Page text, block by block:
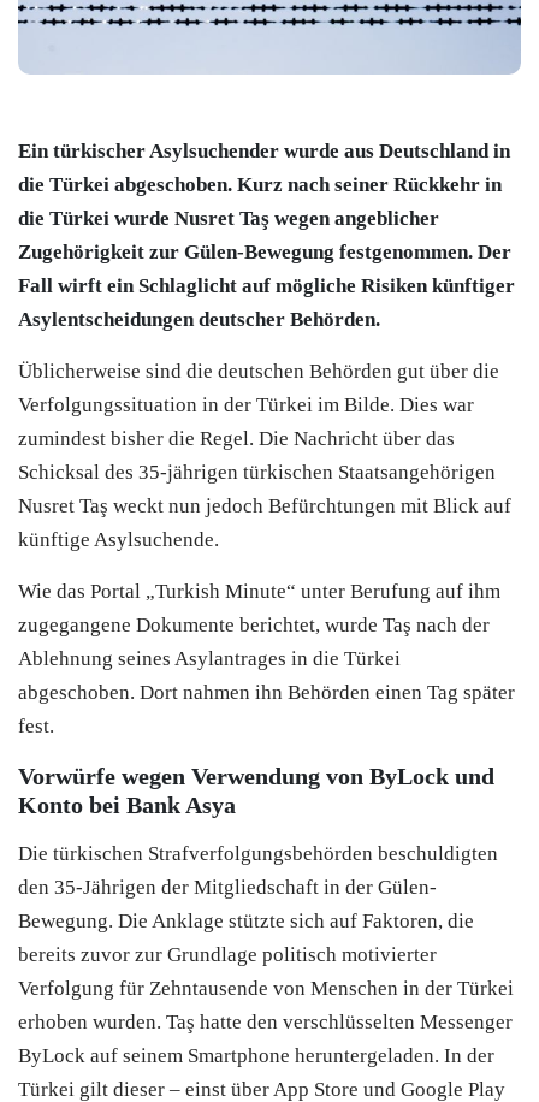
Ein türkischer Asylsuchender wurde aus Deutschland in
die Türkei abgeschoben. Kurz nach seiner Rückkehr in
die Türkei wurde Nusret Taş wegen angeblicher
Zugehörigkeit zur Gülen-Bewegung festgenommen. Der
Fall wirft ein Schlaglicht auf mögliche Risiken künftiger
Asylentscheidungen deutscher Behörden.
Üblicherweise sind die deutschen Behörden gut über die
Verfolgungssituation in der Türkei im Bilde. Dies war
zumindest bisher die Regel. Die Nachricht über das
Schicksal des 35-jährigen türkischen Staatsangehörigen
Nusret Taş weckt nun jedoch Befürchtungen mit Blick auf
künftige Asylsuchende.
Wie das Portal „Turkish Minute“ unter Berufung auf ihm
zugegangene Dokumente berichtet, wurde Taş nach der
Ablehnung seines Asylantrages in die Türkei
abgeschoben. Dort nahmen ihn Behörden einen Tag später
fest.
Vorwürfe wegen Verwendung von ByLock und
Konto bei Bank Asya
Die türkischen Strafverfolgungsbehörden beschuldigten
den 35-Jährigen der Mitgliedschaft in der Gülen-
Bewegung. Die Anklage stützte sich auf Faktoren, die
bereits zuvor zur Grundlage politisch motivierter
Verfolgung für Zehntausende von Menschen in der Türkei
erhoben wurden. Taş hatte den verschlüsselten Messenger
ByLock auf seinem Smartphone heruntergeladen. In der
Türkei gilt dieser – einst über App Store und Google Play